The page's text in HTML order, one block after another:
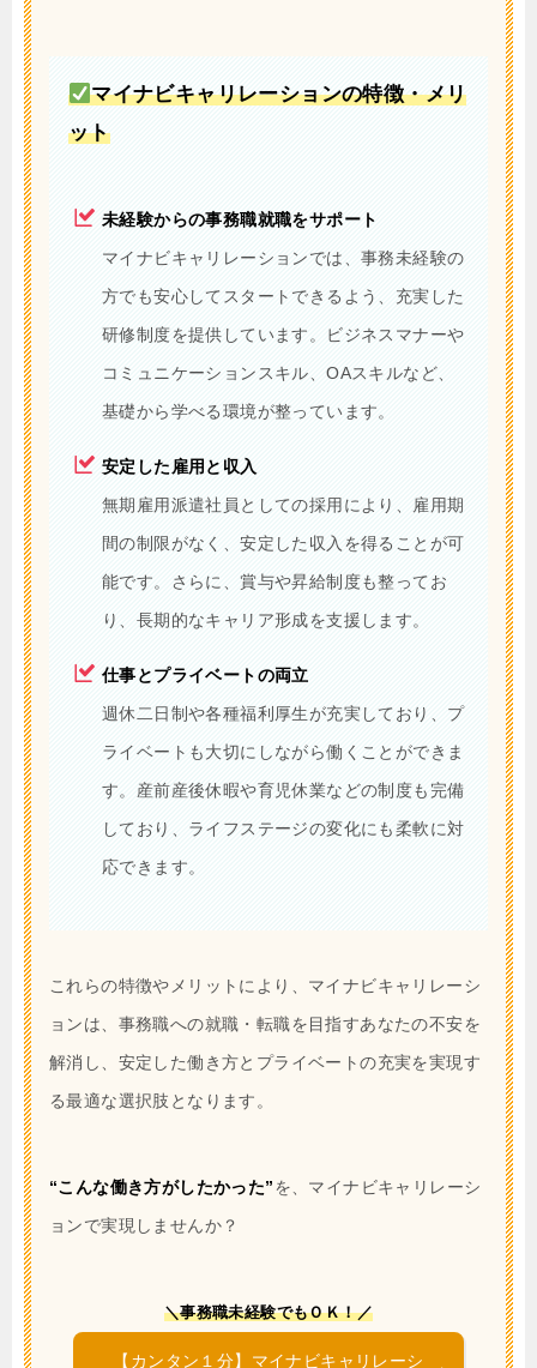
マイナビキャリレーションの特徴・メリ
ット
未経験からの事務職就職をサポート
マイナビキャリレーションでは、事務未経験の
方でも安心してスタートできるよう、充実した
研修制度を提供しています。ビジネスマナーや
コミュニケーションスキル、OAスキルなど、
基礎から学べる環境が整っています。
安定した雇用と収入
無期雇用派遣社員としての採用により、雇用期
間の制限がなく、安定した収入を得ることが可
能です。さらに、賞与や昇給制度も整ってお
り、長期的なキャリア形成を支援します。
仕事とプライベートの両立
週休二日制や各種福利厚生が充実しており、プ
ライベートも大切にしながら働くことができま
す。産前産後休暇や育児休業などの制度も完備
しており、ライフステージの変化にも柔軟に対
応できます。
これらの特徴やメリットにより、マイナビキャリレーシ
ョンは、事務職への就職・転職を目指すあなたの不安を
解消し、安定した働き方とプライベートの充実を実現す
る最適な選択肢となります。
“こんな働き方がしたかった”を、マイナビキャリレーシ
ョンで実現しませんか？
＼事務職未経験でもＯＫ！／
【カンタン１分】マイナビキャリレーシ